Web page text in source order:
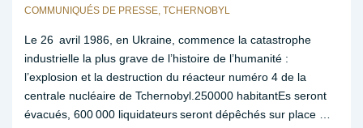
COMMUNIQUÉS DE PRESSE, TCHERNOBYL
Le 26 avril 1986, en Ukraine, commence la catastrophe
industrielle la plus grave de l’histoire de l’humanité :
l’explosion et la destruction du réacteur numéro 4 de la
centrale nucléaire de Tchernobyl.250000 habitantEs seront
évacués, 600 000 liquidateurs seront dépêchés sur place …